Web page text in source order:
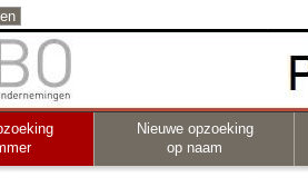
en
Nieuwe opzoeking
op naam